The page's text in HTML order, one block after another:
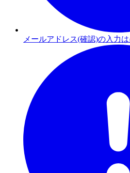
メールアドレス(確認)の入力